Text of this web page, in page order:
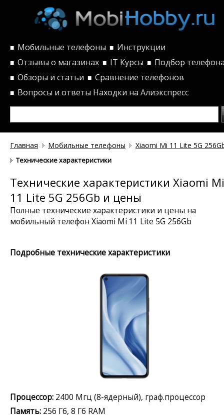
■ Мобильные телефоны ■ Инструкции
■ Отзывы о магазинах ■ IT Курсы ■ Подбор
■ Обзоры и статьи ■ Сравнение телефонов
■ Вопросы и ответы Находки на Алиэкспресс
Главная Мобильные телефоны Xiaomi Mi 11 Lite 5G
Технические характеристики
Технические характеристики Xiaomi Mi
11 Lite 5G 256Gb и цены
Полные технические характеристики и цены на
мобильный телефон Xiaomi Mi 11 Lite 5G 256Gb
Подробные технические характеристики
Процессор: 2400 Мгц (8-ядерный), граф.процессор
Память: 256 Гб, 8 Гб RAM